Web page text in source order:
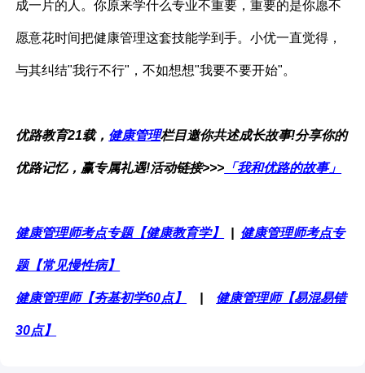
成一片的人。你原来学什么专业不重要，重要的是你愿不
愿意花时间把健康管理这套技能学到手。小优一直觉得，
与其纠结"我行不行"，不如想想"我要不要开始"。
优路教育21载， 健康管理栏目邀你共述成长故事!分享你的
优路记忆，赢专属礼遇!活动链接>>> 「我和优路的故事」
健康管理师考点专题【健康教育学】 健康管理师考点专
题【常见慢性病】
健康管理师【夯基初学60点】 健康管理师【易混易错
30点】